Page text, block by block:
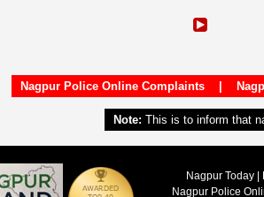
Nagpur Police Online Complaints|
Note: This is to inform that
Nagpur Today
Nagpur Police